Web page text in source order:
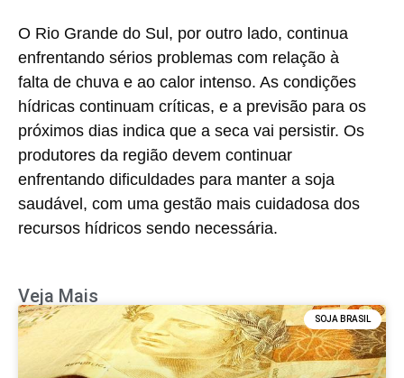
O Rio Grande do Sul, por outro lado, continua
enfrentando sérios problemas com relação à
falta de chuva e ao calor intenso. As condições
hídricas continuam críticas, e a previsão para os
próximos dias indica que a seca vai persistir. Os
produtores da região devem continuar
enfrentando dificuldades para manter a soja
saudável, com uma gestão mais cuidadosa dos
recursos hídricos sendo necessária.
Veja Mais
SOJA BRASIL